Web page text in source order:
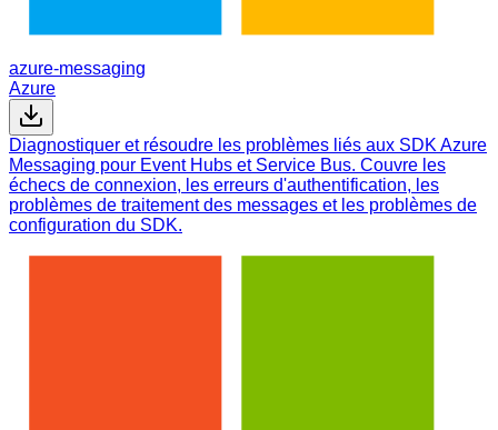
azure-messaging
Azure
Diagnostiquer et résoudre les problèmes liés aux SDK Azure
Messaging pour Event Hubs et Service Bus. Couvre les
échecs de connexion, les erreurs d'authentification, les
problèmes de traitement des messages et les problèmes de
configuration du SDK.